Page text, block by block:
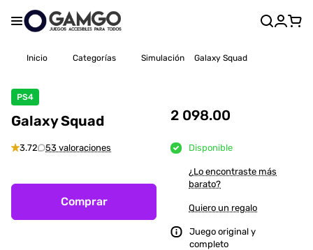
Inicio Categorías Simulación Galaxy Squad
PS4
Galaxy Squad
3.72 53 valoraciones
Comprar
2 098.00
Disponible
¿Lo encontraste más
barato?
Quiero un regalo
Juego original y
completo